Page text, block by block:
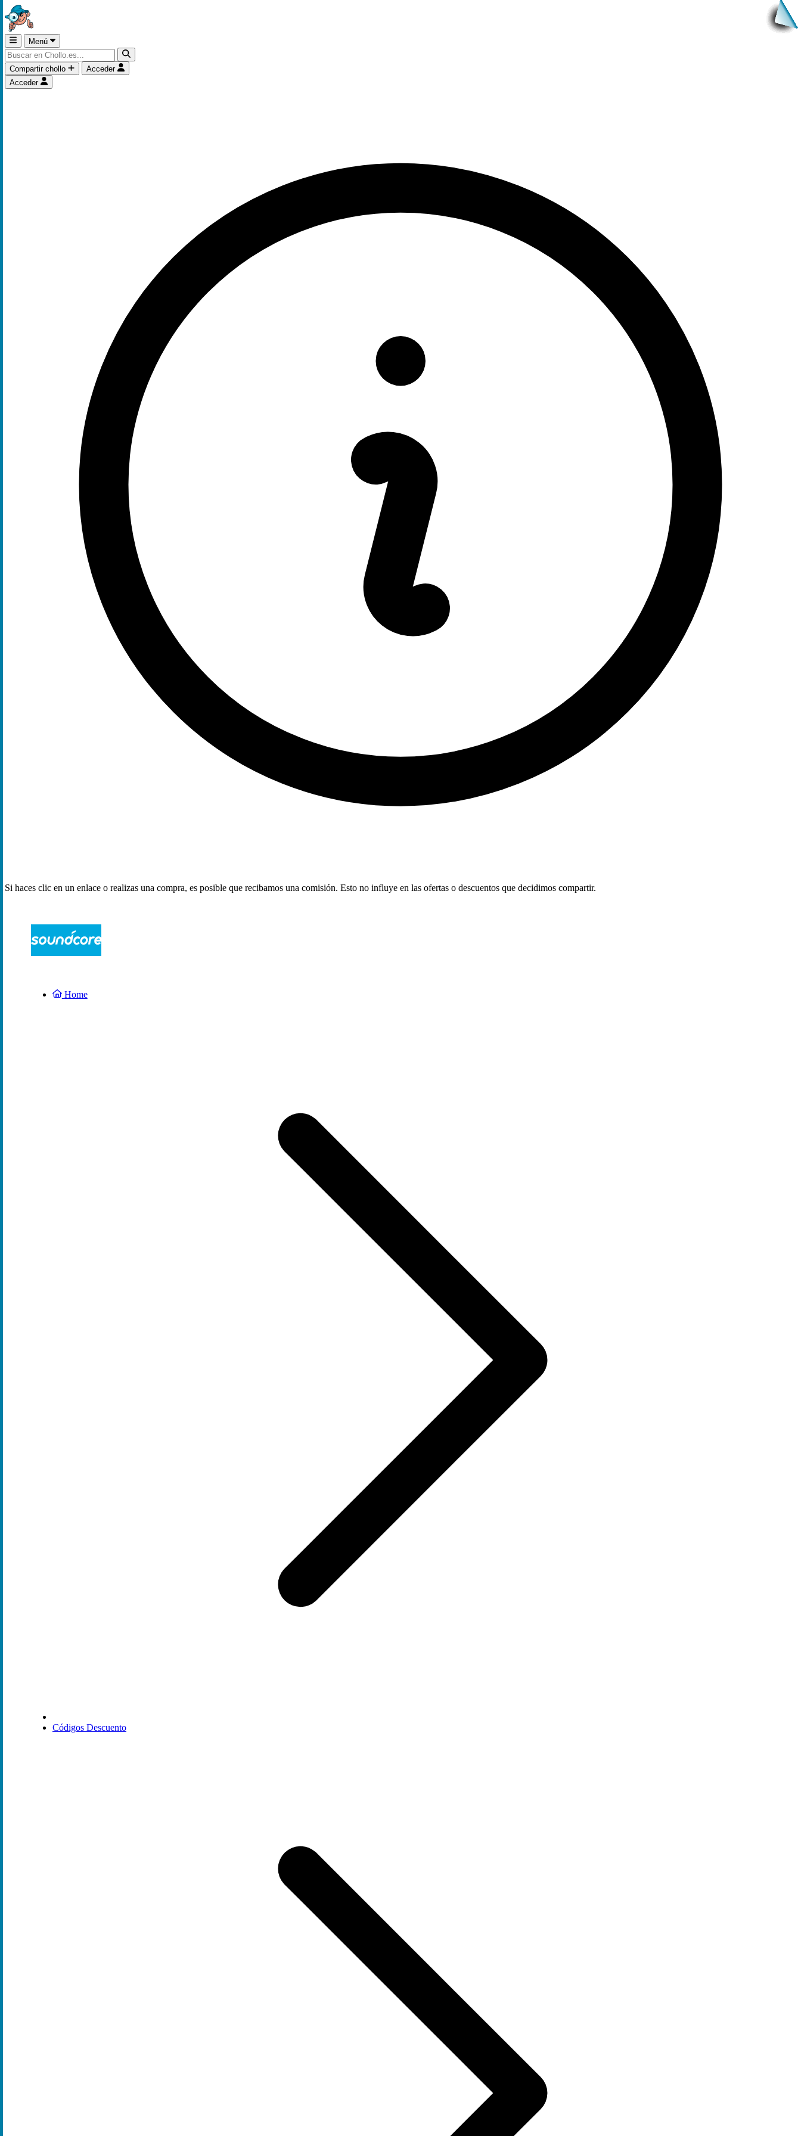
Menú
Compartir chollo
Acceder
Acceder
Si haces clic en un enlace o realizas una compra, es posible que recibamos una comisión. Esto no influye en las ofertas o descuentos que decidimos compartir.
Home
Códigos Descuento